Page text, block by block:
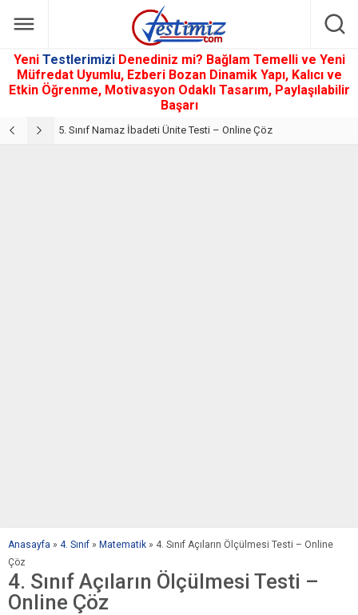
Yeni Testlerimizi Denediniz mi? Bağlam Temelli ve Yeni
Müfredat Uyumlu, Ezberi Bozan Dinamik Yapı, Kalıcı ve
Etkin Öğrenme, Motivasyon Odaklı Tasarım, Paylaşılabilir
Başarı
5. Sınıf Namaz İbadeti Ünite Testi – Online Çöz
Anasayfa » 4. Sınıf » Matematik » 4. Sınıf Açıların Ölçülmesi Testi – Online
Çöz
4. Sınıf Açıların Ölçülmesi Testi –
Online Çöz